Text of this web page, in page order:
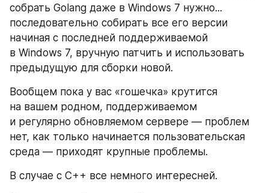
собрать Golang даже в Windows 7 нужно...
последовательно собирать все его версии
начиная с последней поддерживаемой
в Windows 7, вручную патчить и использовать
предыдущую для сборки новой.
Вообщем пока у вас «гошечка» крутится
на вашем родном, поддерживаемом
и регулярно обновляемом сервере — проблем
нет, как только начинается пользовательская
среда — приходят крупные проблемы.
В случае с C++ все немного интересней.